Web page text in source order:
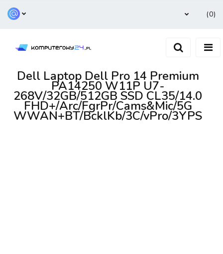
Zarejestruj się
(0)
Dell Laptop Dell Pro 14 Premium
PA14250 W11P U7-
268V/32GB/512GB SSD CL35/14.0
FHD+/Arc/FgrPr/Cams&Mic/5G
WWAN+BT/BcklKb/3C/vPro/3YPS